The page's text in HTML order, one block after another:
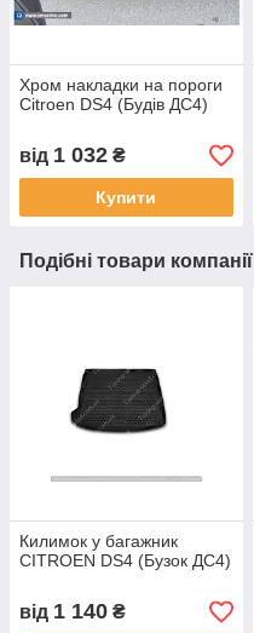
Хром накладки на пороги
Citroen DS4 (Будів ДС4)
від 1 032 ₴
Купити
Подібні товари компанії
Килимок у багажник
CITROEN DS4 (Бузок ДС4)
від 1 140 ₴